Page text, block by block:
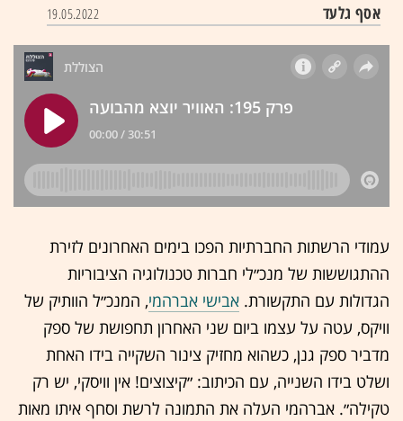
אסף גלעד 19.05.2022
עמודי הרשתות החברתיות הפכו בימים האחרונים לזירת
ההתגוששות של מנכ״לי חברות טכנולוגיה הציבוריות
הגדולות עם התקשורת. אבישי אברהמי, המנכ״ל הוותיק של
וויקס, עטה על עצמו ביום שני האחרון תחפושת של ספק
מדביר ספק גנן, כשהוא מחזיק צינור השקייה בידו האחת
ושלט בידו השנייה, עם הכיתוב: ״קיצוצים! אין וויסקי, יש רק
טקילה״. אברהמי העלה את התמונה לרשת וסחף איתו מאות